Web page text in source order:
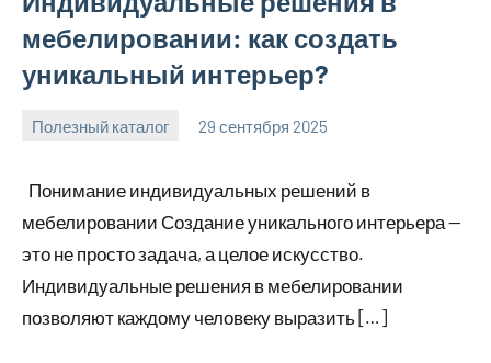
мебелировании: как создать
уникальный интерьер?
Полезный каталог 29 сентября 2025
Понимание индивидуальных решений в
мебелировании Создание уникального интерьера —
это не просто задача, а целое искусство.
Индивидуальные решения в мебелировании
позволяют каждому человеку выразить […]